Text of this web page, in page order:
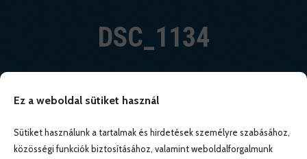
Ez a weboldal sütiket használ
Sütiket használunk a tartalmak és hirdetések személyre szabásához,
közösségi funkciók biztosításához, valamint weboldalforgalmunk
DSC_1134